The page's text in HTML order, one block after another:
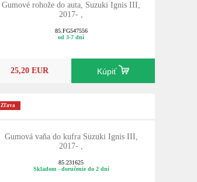
Gumové rohože do auta, Suzuki Ignis III,
2017- ,
85.FG547556
od 3-7 dní
25,20 EUR Kúpiť
Zľava
Gumová vaňa do kufra Suzuki Ignis III,
2017- ,
85.231625
Skladom - doručenie do 2 dní